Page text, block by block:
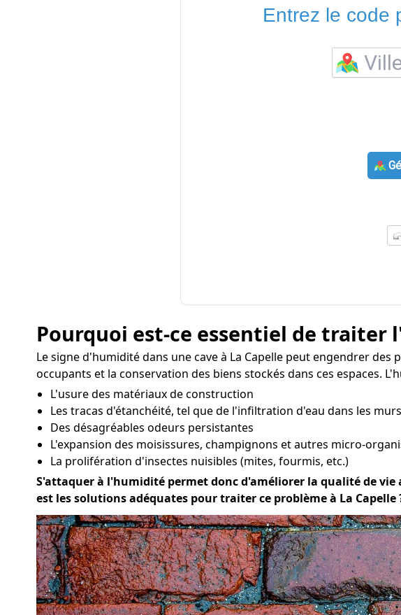
Entrez le code
Pourquoi est-ce essentiel de traiter
Le signe d'humidité dans une cave à La Capelle peut engendrer
occupants et la conservation des biens stockés dans ces espaces.
L'usure des matériaux de construction
Les tracas d'étanchéité, tel que de l'infiltration d'eau dans les
Des désagréables odeurs persistantes
L'expansion des moisissures, champignons et autres micro-
La prolifération d'insectes nuisibles (mites, fourmis, etc.)
S'attaquer à l'humidité permet donc d'améliorer la qualité de
est les solutions adéquates pour traiter ce problème à La Capelle